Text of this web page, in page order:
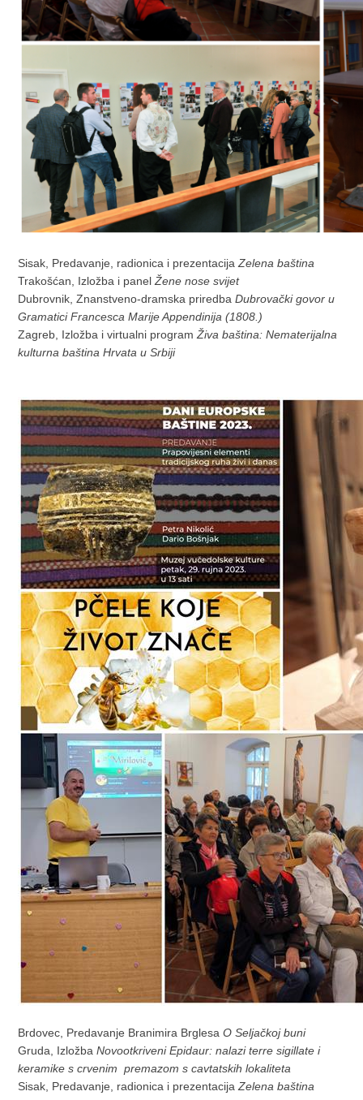
Sisak, Predavanje, radionica i prezentacijaZelena baština
Trakošćan, Izložba i panelŽene nose svijet
Dubrovnik, Znanstveno-dramska priredbaDubrovački govor u
Gramatici Francesca Marije Appendinija (1808.)
Zagreb, Izložba i virtualni programŽiva baština: Nematerijalna
kulturna baština Hrvata u Srbiji
Brdovec, Predavanje Branimira BrglesaO Seljačkoj buni
Gruda, IzložbaNovootkriveni Epidaur: nalazi terre sigillate i
keramike s crvenim premazom s cavtatskih lokaliteta
Sisak, Predavanje, radionica i prezentacijaZelena baština